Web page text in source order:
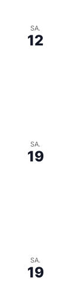
SA.
12
SA.
19
SA.
19